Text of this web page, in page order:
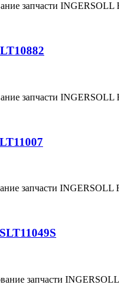
запчасти
запчасти
запчасти
запчасти